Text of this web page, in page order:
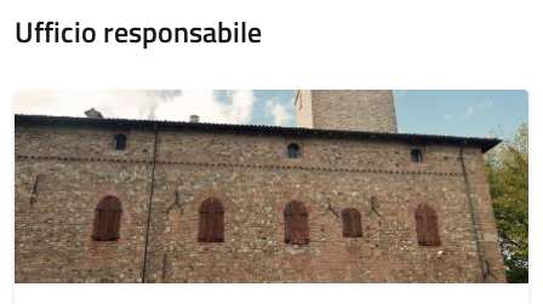
Ufficio responsabile